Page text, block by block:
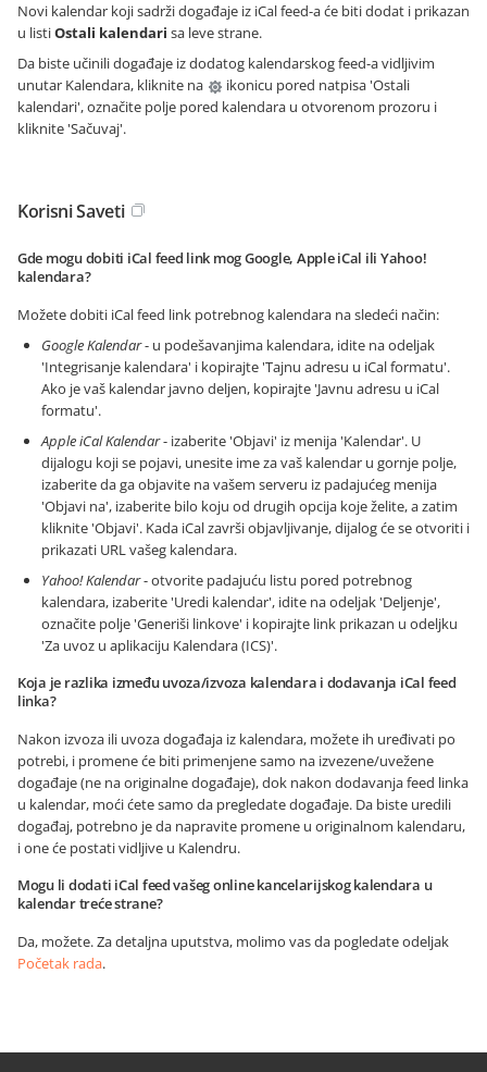
Novi kalendar koji sadrži događaje iz iCal feed-a će biti dodat i prikazan
u listiOstali kalendari sa leve strane.
Da biste učinili događaje iz dodatog kalendarskog feed-a vidljivim
unutar Kalendara, kliknite na
ikonicu pored natpisa 'Ostali
kalendari', označite polje pored kalendara u otvorenom prozoru i
kliknite 'Sačuvaj'.
Korisni Saveti
Gde mogu dobiti iCal feed link mog Google, Apple iCal ili Yahoo!
kalendara?
Možete dobiti iCal feed link potrebnog kalendara na sledeći način:
Google Kalendar- u podešavanjima kalendara, idite na odeljak
'Integrisanje kalendara' i kopirajte 'Tajnu adresu u iCal formatu'.
Ako je vaš kalendar javno deljen, kopirajte 'Javnu adresu u iCal
formatu'.
Apple iCal Kalendar- izaberite 'Objavi' iz menija 'Kalendar'. U
dijalogu koji se pojavi, unesite ime za vaš kalendar u gornje polje,
izaberite da ga objavite na vašem serveru iz padajućeg menija
'Objavi na', izaberite bilo koju od drugih opcija koje želite, a zatim
kliknite 'Objavi'. Kada iCal završi objavljivanje, dijalog će se otvoriti i
prikazati URL vašeg kalendara.
Yahoo! Kalendar- otvorite padajuću listu pored potrebnog
kalendara, izaberite 'Uredi kalendar', idite na odeljak 'Deljenje',
označite polje 'Generiši linkove' i kopirajte link prikazan u odeljku
'Za uvoz u aplikaciju Kalendara (ICS)'.
Koja je razlika između uvoza/izvoza kalendara i dodavanja iCal feed
linka?
Nakon izvoza ili uvoza događaja iz kalendara, možete ih uređivati po
potrebi, i promene će biti primenjene samo na izvezene/uvežene
događaje (ne na originalne događaje), dok nakon dodavanja feed linka
u kalendar, moći ćete samo da pregledate događaje. Da biste uredili
događaj, potrebno je da napravite promene u originalnom kalendaru,
i one će postati vidljive u Kalendru.
Mogu li dodati iCal feed vašeg online kancelarijskog kalendara u
kalendar treće strane?
Da, možete. Za detaljna uputstva, molimo vas da pogledate odeljak
Početak rada.